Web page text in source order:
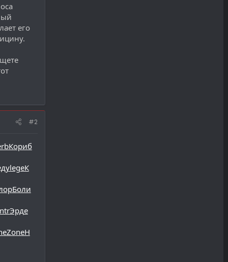
его
#2
Кориб
legeК
Боли
Эрде
ZoneН